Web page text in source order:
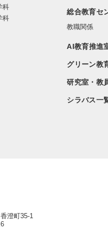
科
科
総合教育セ
教職関係
AI教育推進
グリーン教
研究室・教
シラバス一
澄町35-1